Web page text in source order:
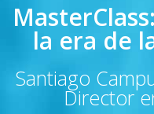
la era de
Santiago
Director